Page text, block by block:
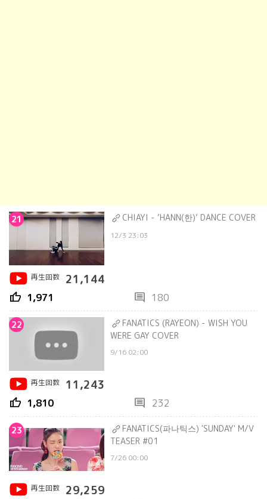
21 CHIAYI - ‘HANN(한)’ DANCE COVER
12/3 23:03
再生回数 21,144
thumb_up 1,971 comment 180
22
FANATICS (RAYEON) - WISH YOU
WERE GAY COVER
9/16 02:00
再生回数 11,243
thumb_up 1,810 comment 232
23
FANATICS(파나틱스) 'SUNDAY' M/V
TEASER #01
7/26 00:00
再生回数 29,259